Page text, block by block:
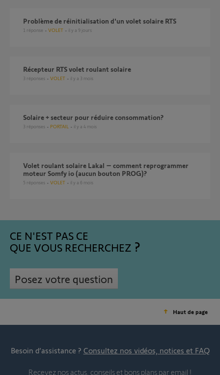
Problème de réinitialisation d'un volet solaire RTS
1 réponse VOLET il y a 9 jours
Récepteur RTS volet roulant solaire
3 réponses VOLET il y a 3 mois
Solaire + secteur pour réduire consommation?
3 réponses PORTAIL il y a 4 mois
Volet roulant solaire Lakal – comment reprogrammer
moteur Somfy io (aucun bouton PROG)?
5 réponses VOLET il y a 6 mois
CE N'EST PAS CE
QUE VOUS RECHERCHEZ
Posez votre question
Haut de page
Besoin d’assistance ? Consultez nos vidéos, notices et FAQ
Recevez nos actus, conseils et bons plans par email !